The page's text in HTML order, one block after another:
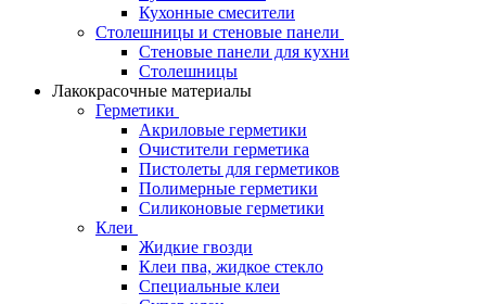
Кухонные смесители
Столешницы и стеновые панели
Стеновые панели для кухни
Столешницы
Лакокрасочные материалы
Герметики
Акриловые герметики
Очистители герметика
Пистолеты для герметиков
Полимерные герметики
Силиконовые герметики
Клеи
Жидкие гвозди
Клеи пва, жидкое стекло
Специальные клеи